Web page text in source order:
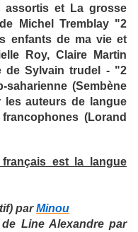
assortis et La grosse
Michel Tremblay "2
enfants de ma vie et
Roy, Claire Martin
de Sylvain trudel - "2
(Sembène
les auteurs de langue
(Lorand
est la langue
par Minou
Line Alexandre par